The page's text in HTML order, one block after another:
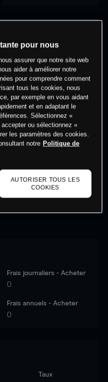
à trader
vous pour voir les
Frais journaliers - Acheter
0
Frais annuels - Acheter
0
Taux
pour nous
assurer que notre site web
aider à améliorer notre
pour comprendre comment
tous les cookies, nous
par exemple en vous aidant
et en adaptant le
Sélectionnez «
ou sélectionnez «
les paramètres des cookies.
notre Politique de
AUTORISER TOUS LES
COOKIES